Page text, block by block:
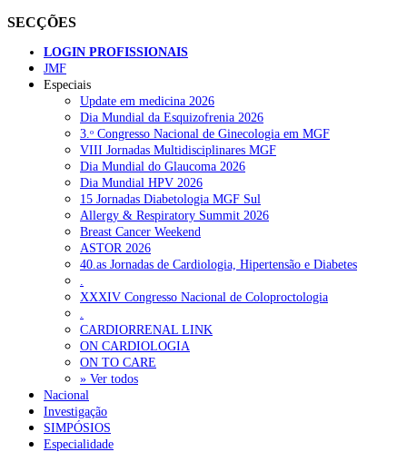
SECÇÕES
LOGIN PROFISSIONAIS
JMF
Especiais
Update em medicina 2026
Dia Mundial da Esquizofrenia 2026
3.ᵒ Congresso Nacional de Ginecologia em MGF
VIII Jornadas Multidisciplinares MGF
Dia Mundial do Glaucoma 2026
Dia Mundial HPV 2026
15 Jornadas Diabetologia MGF Sul
Allergy & Respiratory Summit 2026
Breast Cancer Weekend
ASTOR 2026
40.as Jornadas de Cardiologia, Hipertensão e Diabetes
XXXIV Congresso Nacional de Coloproctologia
CARDIORRENAL LINK
ON CARDIOLOGIA
ON TO CARE
» Ver todos
Nacional
Investigação
SIMPÓSIOS
Especialidade